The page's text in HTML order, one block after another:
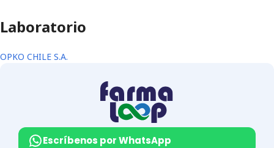
Laboratorio
OPKO CHILE S.A.
Escríbenos por WhatsApp